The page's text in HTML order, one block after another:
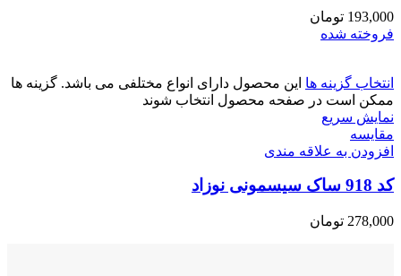
193,000 تومان
فروخته شده
انتخاب گزینه ها این محصول دارای انواع مختلفی می باشد. گزینه ها
ممکن است در صفحه محصول انتخاب شوند
نمایش سریع
مقايسه
افزودن به علاقه مندی
کد 918 ساک سیسمونی نوزاد
278,000 تومان